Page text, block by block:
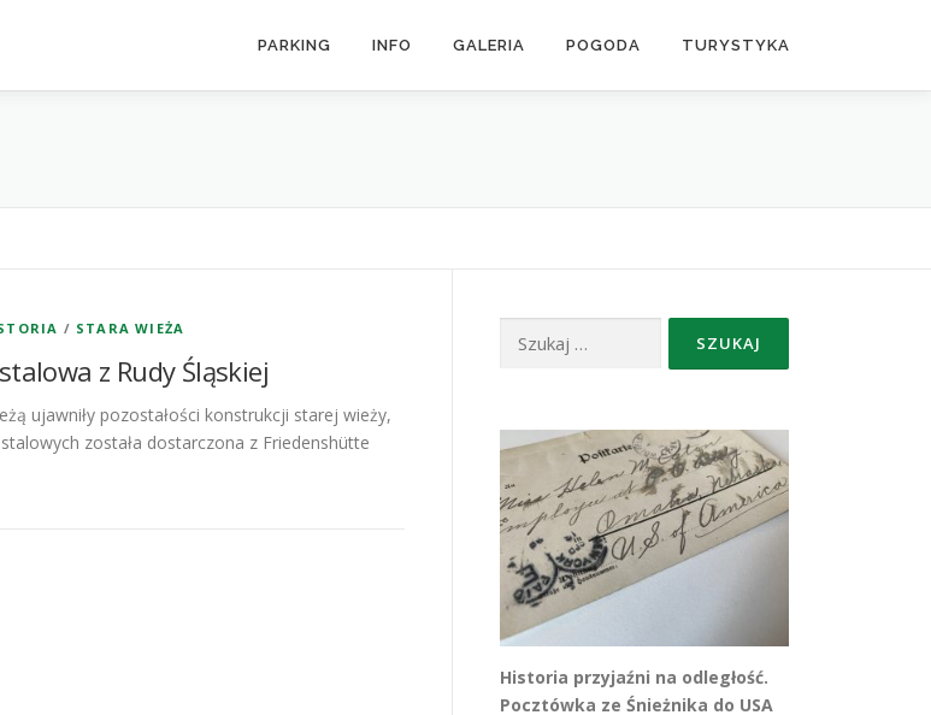
PARKING INFO GALERIA POGODA TURYSTYKA
/ STARA WIEŻA
z Rudy Śląskiej
ujawniły pozostałości konstrukcji starej wieży,
została dostarczona z Friedenshütte
Historia przyjaźni na odległość.
Pocztówka ze Śnieżnika do USA